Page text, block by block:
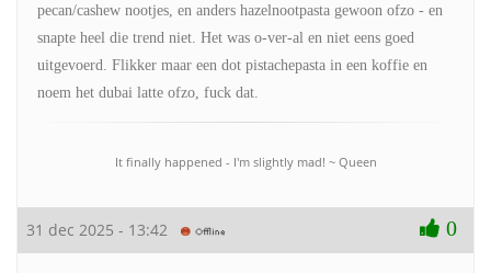
pecan/cashew nootjes, en anders hazelnootpasta gewoon ofzo - en
snapte heel die trend niet. Het was o-ver-al en niet eens goed
uitgevoerd. Flikker maar een dot pistachepasta in een koffie en
noem het dubai latte ofzo, fuck dat.
It finally happened - I'm slightly mad! ~ Queen
31 dec 2025 - 13:42 0